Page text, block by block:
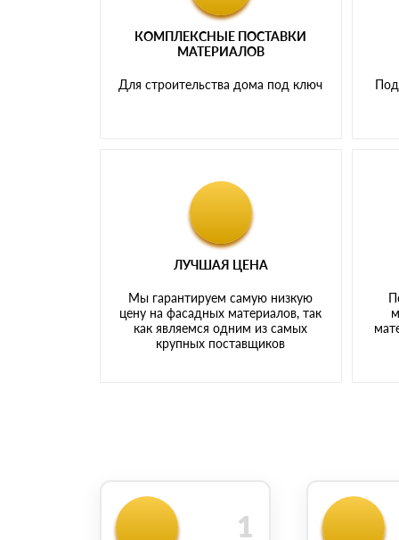
КОМПЛЕКСНЫЕ ПОСТАВКИ
МАТЕРИАЛОВ
Для строительства дома под ключ
ЛУЧШАЯ ЦЕНА
Мы гарантируем самую низкую
цену на фасадных материалов, так
как являемся одним из самых
крупных поставщиков